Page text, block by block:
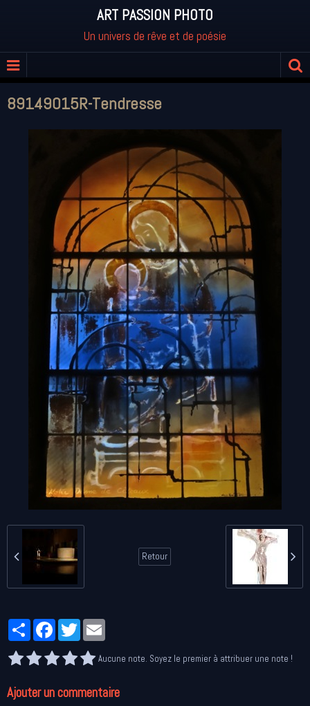
ART PASSION PHOTO
Un univers de rêve et de poésie
89149015R-Tendresse
Retour
PartagerFacebookTwitter
Aucune note. Soyez le premier à attribuer une note !
Ajouter un commentaire